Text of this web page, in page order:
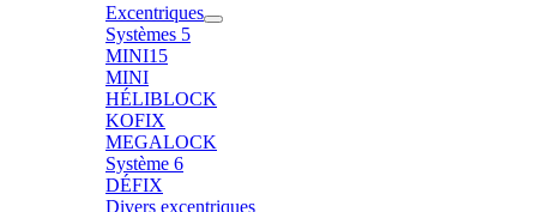
Excentriques
Systèmes 5
MINI15
MINI
HÉLIBLOCK
KOFIX
MEGALOCK
Système 6
DÉFIX
Divers excentriques